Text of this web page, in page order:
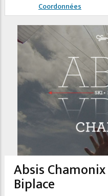
Coordonnées
Absis
Biplace